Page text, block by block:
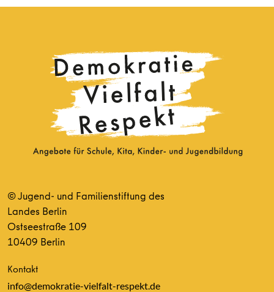
© Jugend- und Familienstiftung des
Landes Berlin
Ostseestraße 109
10409 Berlin
Kontakt
info@demokratie-vielfalt-respekt.de